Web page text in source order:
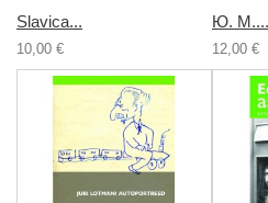
Slavica...
10,00 €
Ю. М....
12,00 €